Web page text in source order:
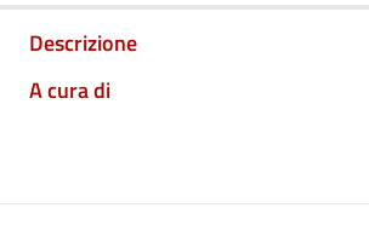
Descrizione
A cura di